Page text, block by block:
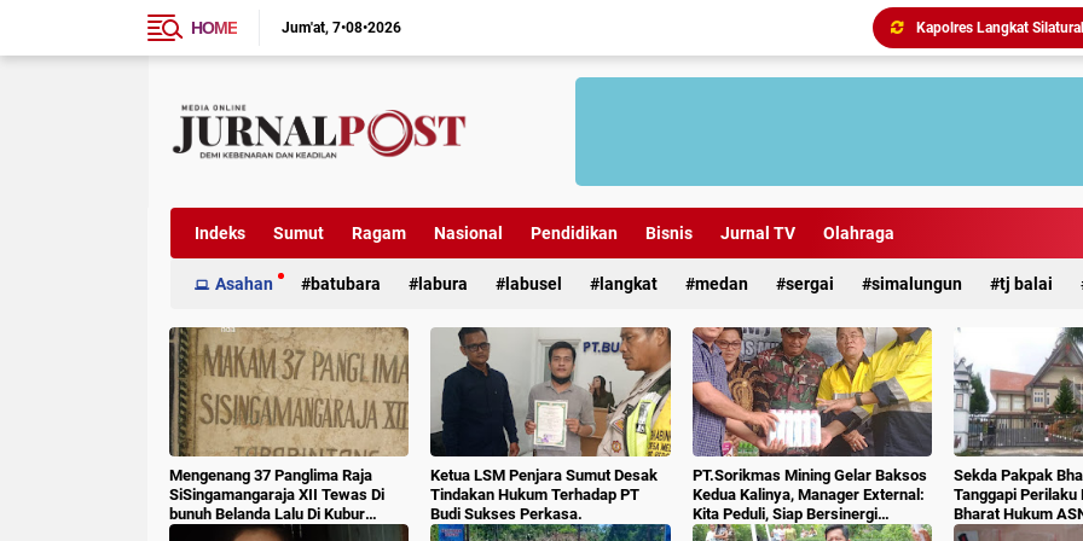
HOME Jum'at 7•08•2026
Antisipasi Geng Motor
Indeks Sumut Ragam Nasional Pendidikan Bisnis Jurnal TV Olahraga
Asahan batubara labura labusel langkat medan sergai simalungun tj balai
Mengenang 37 Panglima Raja
SiSingamangaraja XII Tewas Di
bunuh Belanda Lalu Di Kubur
Massal Oleh Masyarakat
Ketua LSM Penjara Sumut Desak
Tindakan Hukum Terhadap PT
Budi Sukses Perkasa.
PT.Sorikmas Mining Gelar Baksos
Kedua Kalinya, Manager External:
Kita Peduli, Siap Bersinergi
Dengan Pemda & Masyarakat.
Sekda Pakpak
Tanggapi Perilaku
Bharat Hukum